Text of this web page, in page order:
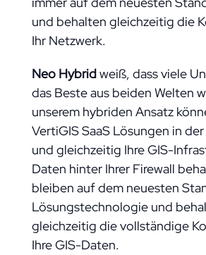
und behalten gleichzeitig die
Ihr Netzwerk.
Neo Hybridweiß, dass viele
das Beste aus beiden Welten
unserem hybriden Ansatz
VertiGIS SaaS Lösungen in
und gleichzeitig Ihre GIS-
Daten hinter Ihrer Firewall
bleiben auf dem neuesten
Lösungstechnologie und
gleichzeitig die vollständige
Ihre GIS-Daten.